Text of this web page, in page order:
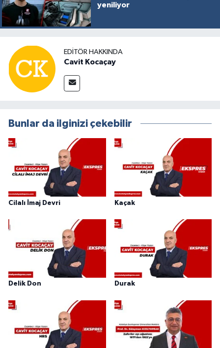
yeniliyor
EDITÖR HAKKINDA
Cavit Kocaçay
Bunlar da ilginizi çekebilir
Cilalı İmaj Devri Kaçak
Delik Don Durak